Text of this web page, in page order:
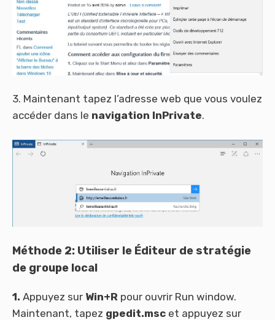
3. Maintenant tapez l’adresse web que vous voulez
accéder dans le navigation InPrivate.
Méthode 2: Utiliser le Éditeur de stratégie
de groupe local
1. Appuyez sur Win+R pour ouvrir Run window.
Maintenant, tapez gpedit.msc et appuyez sur